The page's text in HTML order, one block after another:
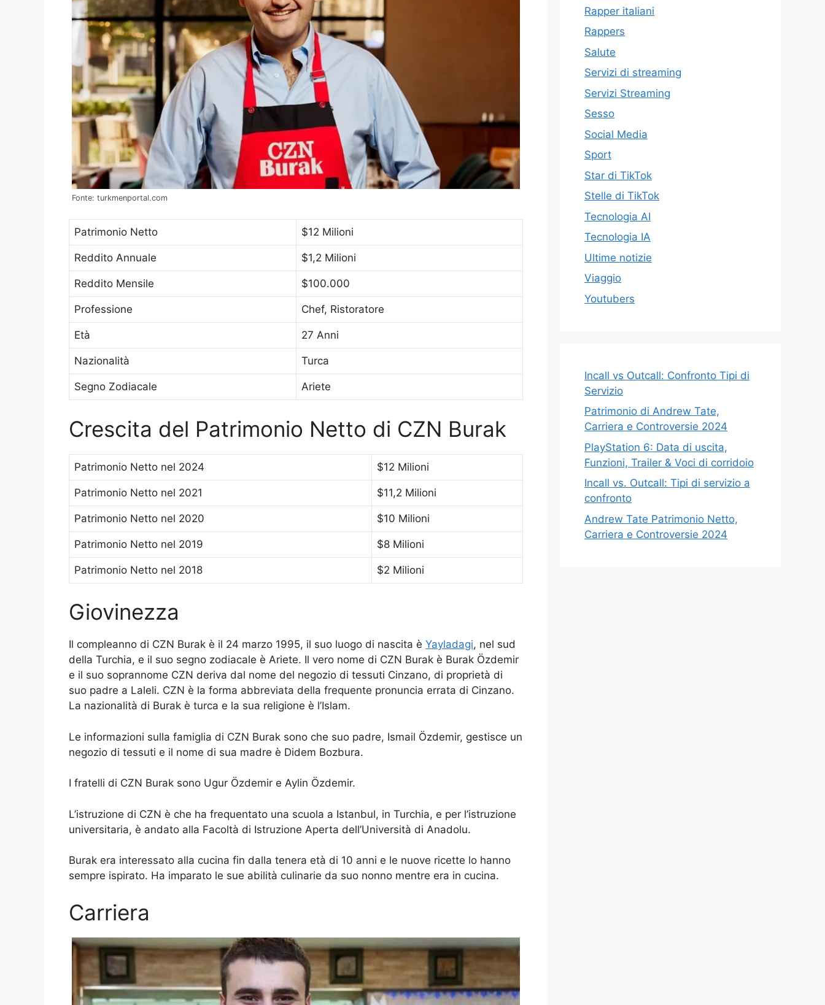
Fonte: turkmenportal.com
Patrimonio Netto $12 Milioni
Reddito Annuale $1,2 Milioni
Reddito Mensile $100.000
Professione Chef, Ristoratore
Età 27 Anni
Nazionalità Turca
Segno Zodiacale Ariete
Crescita del Patrimonio Netto di CZN Burak
Patrimonio Netto nel 2024 $12 Milioni
Patrimonio Netto nel 2021 $11,2 Milioni
Patrimonio Netto nel 2020 $10 Milioni
Patrimonio Netto nel 2019 $8 Milioni
Patrimonio Netto nel 2018 $2 Milioni
Giovinezza
Il compleanno di CZN Burak è il 24 marzo 1995, il suo luogo di nascita è Yayladagi, nel sud
della Turchia, e il suo segno zodiacale è Ariete. Il vero nome di CZN Burak è Burak Özdemir
e il suo soprannome CZN deriva dal nome del negozio di tessuti Cinzano, di proprietà di
suo padre a Laleli. CZN è la forma abbreviata della frequente pronuncia errata di Cinzano.
La nazionalità di Burak è turca e la sua religione è l’Islam.
Le informazioni sulla famiglia di CZN Burak sono che suo padre, Ismail Özdemir, gestisce un
negozio di tessuti e il nome di sua madre è Didem Bozbura.
I fratelli di CZN Burak sono Ugur Özdemir e Aylin Özdemir.
L’istruzione di CZN è che ha frequentato una scuola a Istanbul, in Turchia, e per l’istruzione
universitaria, è andato alla Facoltà di Istruzione Aperta dell’Università di Anadolu.
Burak era interessato alla cucina fin dalla tenera età di 10 anni e le nuove ricette lo hanno
sempre ispirato. Ha imparato le sue abilità culinarie da suo nonno mentre era in cucina.
Carriera
Rapper italiani
Rappers
Salute
Servizi di streaming
Servizi Streaming
Sesso
Social Media
Sport
Star di TikTok
Stelle di TikTok
Tecnologia AI
Tecnologia IA
Ultime notizie
Viaggio
Youtubers
Incall vs Outcall: Confronto Tipi di
Servizio
Patrimonio di Andrew Tate,
Carriera e Controversie 2024
PlayStation 6: Data di uscita,
Funzioni, Trailer & Voci di corridoio
Incall vs. Outcall: Tipi di servizio a
confronto
Andrew Tate Patrimonio Netto,
Carriera e Controversie 2024